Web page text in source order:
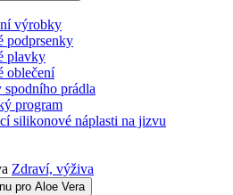
výrobky
podprsenky
plavky
oblečení
spodního prádla
program
silikonové náplasti na jizvu
Zdraví, výživa
pro Aloe Vera